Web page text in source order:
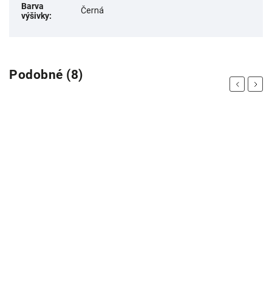
Barva
výšivky:
Černá
Podobné (8)
PreviousNext